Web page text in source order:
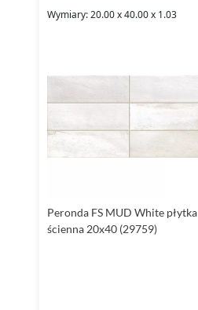
Wymiary: 20.00 x 40.00 x 1.03
Peronda FS MUD White płytka
ścienna 20x40 (29759)